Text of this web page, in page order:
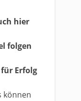
hier
folgen
Erfolg
können